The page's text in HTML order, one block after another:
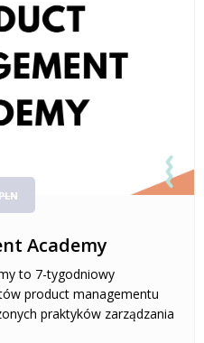
Academy
to 7-tygodniowy
product managementu
praktyków zarządzania